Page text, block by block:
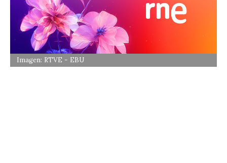
Imagen: RTVE - EBU